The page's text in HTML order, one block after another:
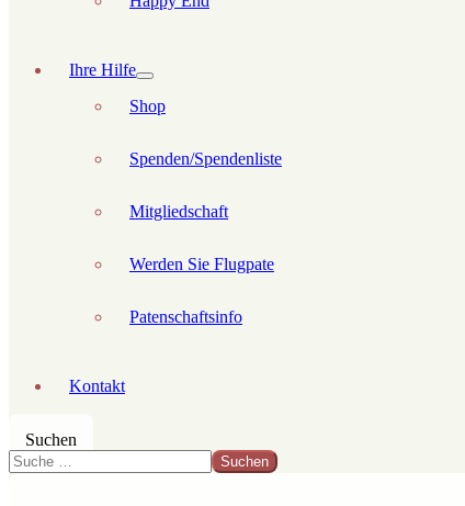
Ihre Hilfe
Shop
Spenden/Spendenliste
Mitgliedschaft
Werden Sie Flugpate
Patenschaftsinfo
Kontakt
Suchen
Suchen